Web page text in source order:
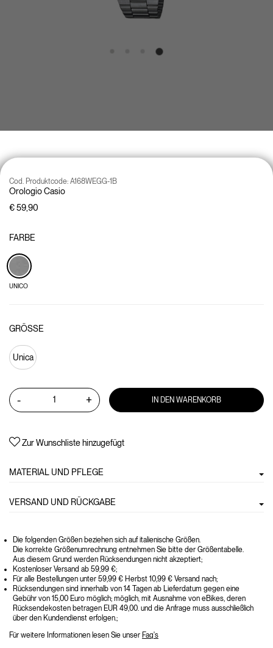
Orologio Casio
Cod. Produktcode: A168WEGG-1B
€ 59,90
FARBE
UNICO
GRÖSSE
Unica
- + IN DEN WARENKORB
Zur Wunschliste hinzugefügt
MATERIAL UND PFLEGE
VERSAND UND RÜCKGABE
Die folgenden Größen beziehen sich auf italienische Größen.
Die korrekte Größenumrechnung entnehmen Sie bitte der Größentabelle.
Aus diesem Grund werden Rücksendungen nicht akzeptiert;
Kostenloser Versand ab 59,99 €;
Für alle Bestellungen unter 59,99 € Herbst 10,99 € Versand nach;
Rücksendungen sind innerhalb von 14 Tagen ab Lieferdatum gegen eine
Gebühr von 15,00 Euro möglich; möglich, mit Ausnahme von eBikes, deren
Rücksendekosten betragen EUR 49,00. und die Anfrage muss ausschließlich
über den Kundendienst erfolgen.;
Für weitere Informationen lesen Sie unser Faq's